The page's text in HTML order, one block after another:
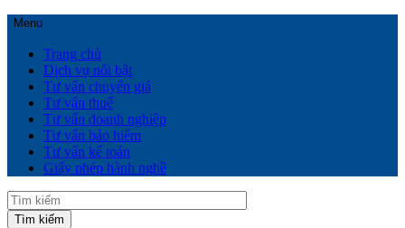
Menu
Trang chủ
Dịch vụ nổi bật
Tư vấn chuyển giá
Tư vấn thuế
Tư vấn doanh nghiệp
Tư vấn bảo hiểm
Tư vấn kế toán
Giấy phép hành nghề